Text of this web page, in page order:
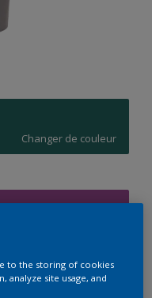
Changer de couleur
peinture
Calculer
to the storing of cookies
analyze site usage, and